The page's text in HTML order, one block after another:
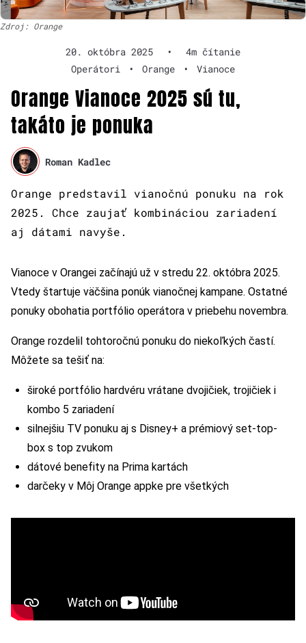
Zdroj: Orange
20. októbra 2025 •
4m čítanie
Operátori
• Orange • Vianoce
Orange Vianoce 2025 sú tu,
takáto je ponuka
Roman Kadlec
Orange predstavil vianočnú ponuku na rok
2025. Chce zaujať kombináciou zariadení
aj dátami navyše.
Vianoce v Orangei začínajú už v stredu 22. októbra 2025.
Vtedy štartuje väčšina ponúk vianočnej kampane. Ostatné
ponuky obohatia portfólio operátora v priebehu novembra.
Orange rozdelil tohtoročnú ponuku do niekoľkých častí.
Môžete sa tešiť na:
široké portfólio hardvéru vrátane dvojičiek, trojičiek i
kombo 5 zariadení
silnejšiu TV ponuku aj s Disney+ a prémiový set-top-
box s top zvukom
dátové benefity na Prima kartách
darčeky v Môj Orange appke pre všetkých